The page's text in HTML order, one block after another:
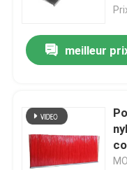
meilleur